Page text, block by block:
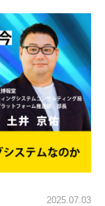
2025.07.03